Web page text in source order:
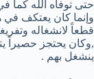
حتى توفاه الله
وإنما كان يعتكف في
قطعاً لانشغاله
,وكان يحتجز حصيراً
ينشغل بهم .